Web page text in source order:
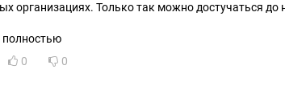
организациях. Только так можно достучаться
полностью
0 0